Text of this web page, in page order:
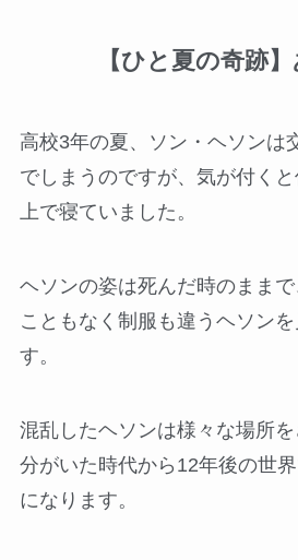
【ひと夏の奇跡
高校3年の夏、ソン・ヘソンは
でしまうのですが、気が付く
上で寝ていました。
ヘソンの姿は死んだ時のまま
こともなく制服も違うヘソン
す。
混乱したヘソンは様々な場所
分がいた時代から12年後の世
になります。